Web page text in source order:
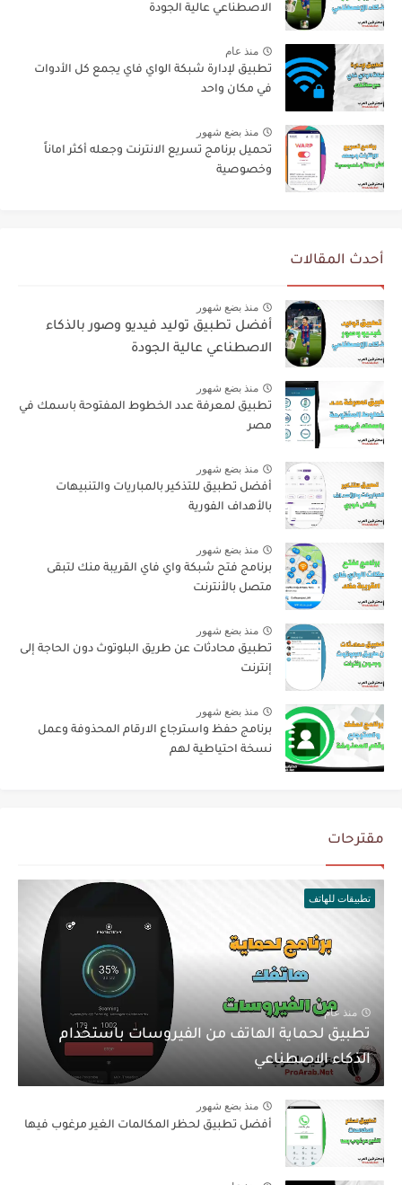
الاصطناعي عالية الجودة
منذ عام
تطبيق لإدارة شبكة الواي فاي يجمع كل الأدوات
في مكان واحد
منذ بضع شهور
تحميل برنامج تسريع الانترنت وجعله أكثر اماناً
وخصوصية
أحدث المقالات
منذ بضع شهور
أفضل تطبيق توليد فيديو وصور بالذكاء
الاصطناعي عالية الجودة
منذ بضع شهور
تطبيق لمعرفة عدد الخطوط المفتوحة باسمك في
مصر
منذ بضع شهور
أفضل تطبيق للتذكير بالمباريات والتنبيهات
بالأهداف الفورية
منذ بضع شهور
برنامج فتح شبكة واي فاي القريبة منك لتبقى
متصل بالأنترنت
منذ بضع شهور
تطبيق محادثات عن طريق البلوتوث دون الحاجة إلى
إنترنت
منذ بضع شهور
برنامج حفظ واسترجاع الارقام المحذوفة وعمل
نسخة احتياطية لهم
مقترحات
تطبيقات للهاتف
منذ عام
تطبيق لحماية الهاتف من الفيروسات باستخدام
الذكاء الاصطناعي
منذ بضع شهور
أفضل تطبيق لحظر المكالمات الغير مرغوب فيها